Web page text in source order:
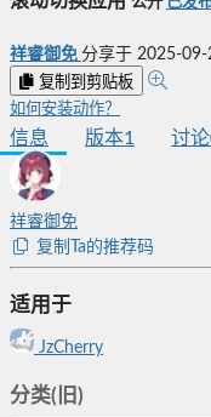
祥睿御免 分享于 2025-
复制到剪贴板
如何安装动作？
信息 版本1 讨论
祥睿御免
复制Ta的推荐码
适用于
JzCherry
分类(旧)